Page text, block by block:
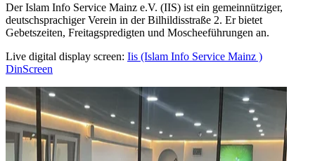
Der Islam Info Service Mainz e.V. (IIS) ist ein gemeinnütziger,
deutschsprachiger Verein in der Bilhildisstraße 2. Er bietet
Gebetszeiten, Freitagspredigten und Moscheeführungen an.
Live digital display screen: Iis (Islam Info Service Mainz )
DinScreen